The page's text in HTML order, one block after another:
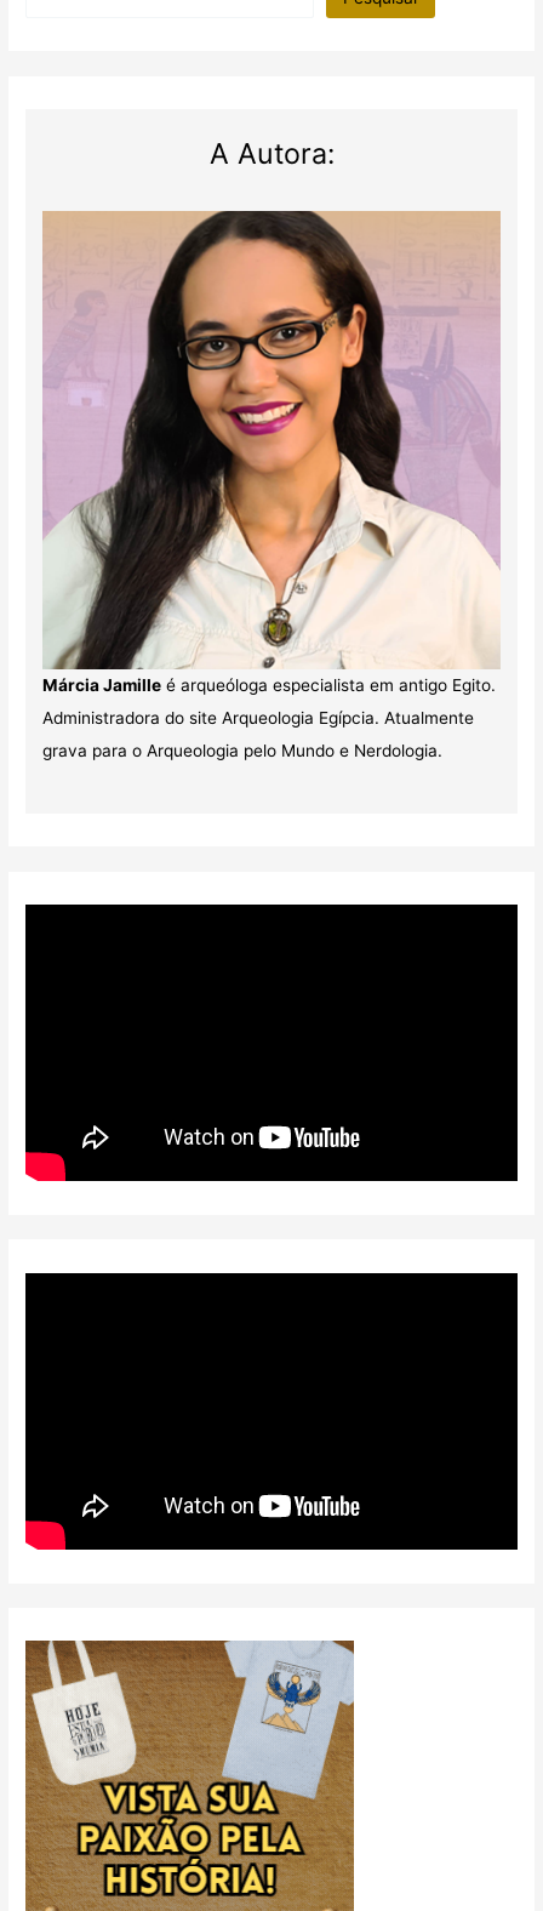
A Autora:
Márcia Jamilleé arqueóloga especialista em antigo Egito.
Administradora do site Arqueologia Egípcia. Atualmente
grava para o Arqueologia pelo Mundo e Nerdologia.